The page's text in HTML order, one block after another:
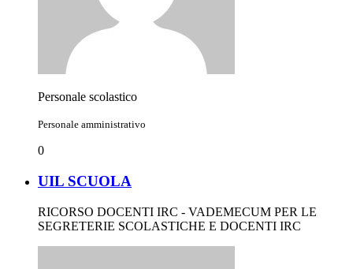
Personale scolastico
Personale amministrativo
0
UIL SCUOLA
RICORSO DOCENTI IRC - VADEMECUM PER LE
SEGRETERIE SCOLASTICHE E DOCENTI IRC